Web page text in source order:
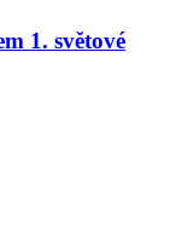
1. světové